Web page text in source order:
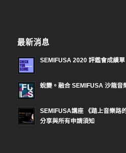
最新消息
SEMIFUSA 2020 評鑑會成績單
蛻變。融合 SEMIFUSA 沙龍音
SEMIFUSA講座 《踏上音樂路
分享與所有申請須知